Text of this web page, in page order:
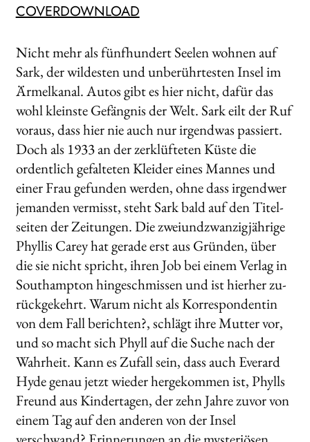
COVERDOWNLOAD
Nicht mehr als fünfhundert Seelen wohnen auf
Sark, der wildesten und unberührtesten Insel im
Ärmelkanal. Autos gibt es hier nicht, dafür das
wohl kleinste Gefängnis der Welt. Sark eilt der Ruf
voraus, dass hier nie auch nur irgendwas pas­siert.
Doch als 1933 an der zerklüfteten Küste die
ordentlich gefalteten Kleider eines Mannes und
einer Frau gefunden werden, ohne dass irgendwer
jemanden vermisst, steht Sark bald auf den Titel­
seiten der Zeitungen. Die zweiundzwanzigjährige
Phyllis Carey hat gerade erst aus Gründen, über
die sie nicht spricht, ihren Job bei einem Verlag in
Southampton hingeschmissen und ist hierher zu­
rückgekehrt. Warum nicht als Korrespondentin
von dem Fall berichten?, schlägt ihre Mutter vor,
und so macht sich Phyll auf die Suche nach der
Wahrheit. Kann es Zufall sein, dass auch Everard
Hyde genau jetzt wieder hergekommen ist, Phylls
Freund aus Kindertagen, der zehn Jahre zuvor von
einem Tag auf den anderen von der Insel